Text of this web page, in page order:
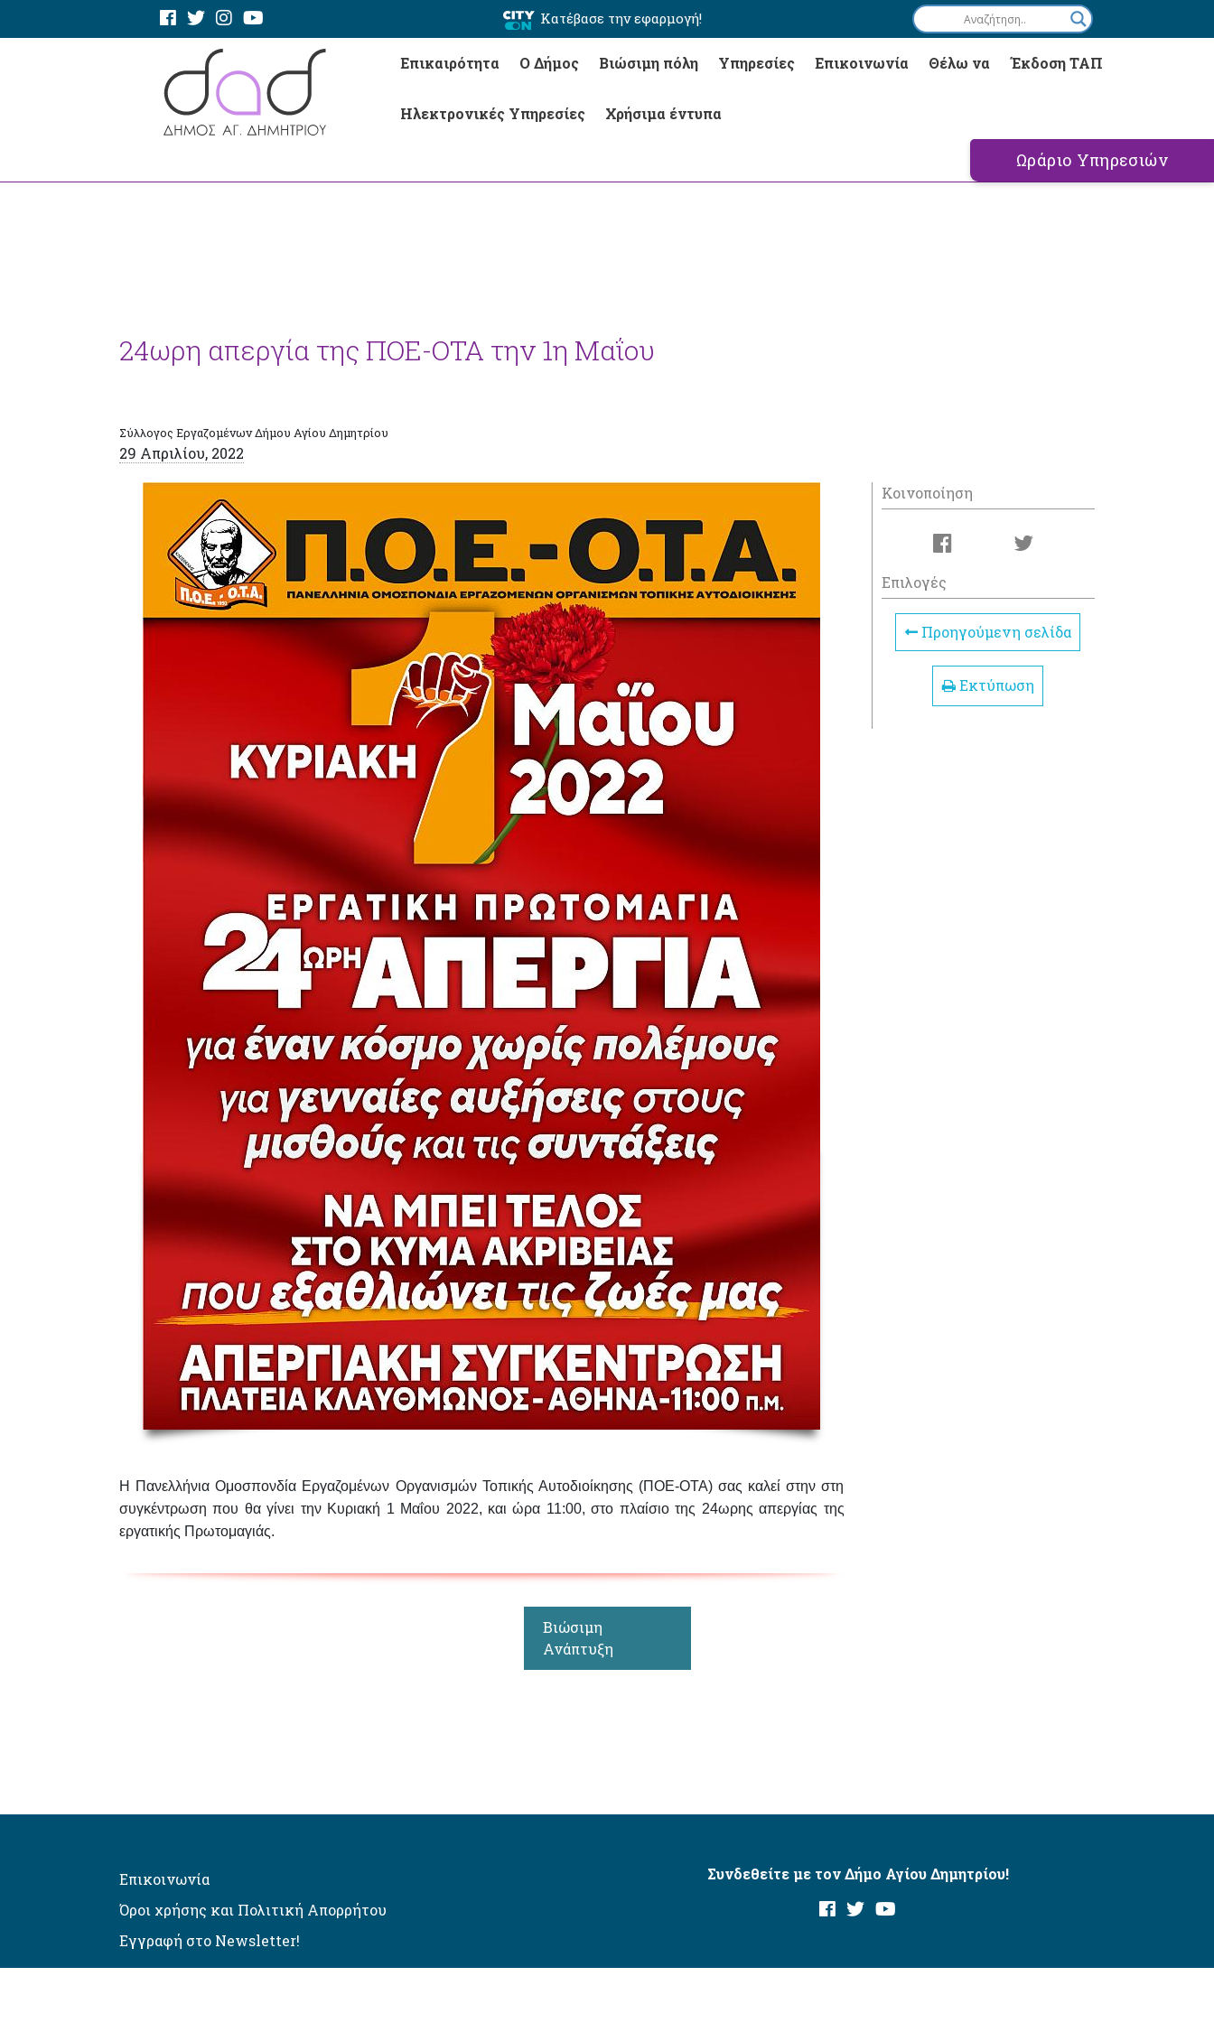
Κατέβασε την εφαρμογή!
Επικαιρότητα Ο Δήμος Βιώσιμη πόλη Υπηρεσίες Επικοινωνία Θέλω να Έκδοση ΤΑΠ
Ηλεκτρονικές Υπηρεσίες Χρήσιμα έντυπα
Ωράριο Υπηρεσιών
24ωρη απεργία της ΠΟΕ-ΟΤΑ την 1η Μαΐου
Σύλλογος Εργαζομένων Δήμου Αγίου Δημητρίου
29 Απριλίου, 2022
Η Πανελλήνια Ομοσπονδία Εργαζομένων Οργανισμών Τοπικής Αυτοδιοίκησης (ΠΟΕ-ΟΤΑ) σας καλεί στην στη
συγκέντρωση που θα γίνει την Κυριακή 1 Μαΐου 2022, καιώρα 11:00, στο πλαίσιο της 24ωρης απεργίας της
εργατικής Πρωτομαγιάς.
Κοινοποίηση
Επιλογές
Προηγούμενη σελίδα
Εκτύπωση
Βιώσιμη
Ανάπτυξη
Επικοινωνία
Όροι χρήσης και Πολιτική Απορρήτου
Εγγραφή στο Newsletter!
Συνδεθείτε με τον Δήμο Αγίου Δημητρίου!